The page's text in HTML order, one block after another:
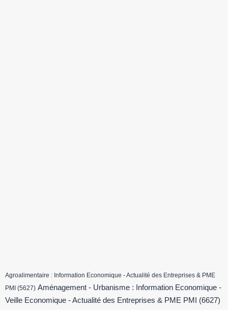
Agroalimentaire : Information Economique - Actualité des Entreprises & PME
PMI (5627) Aménagement - Urbanisme : Information Economique -
Veille Economique - Actualité des Entreprises & PME PMI
(6627)